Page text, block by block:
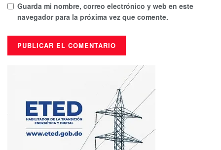
Guarda mi nombre, correo electrónico y web en este
navegador para la próxima vez que comente.